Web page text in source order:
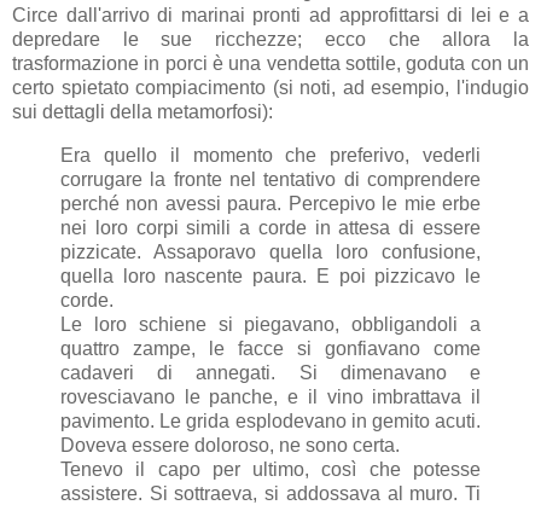
Circe dall'arrivo di marinai pronti ad approfittarsi di lei e a
depredare le sue ricchezze; ecco che allora la
trasformazione in porci è una vendetta sottile, goduta con un
certo spietato compiacimento (si noti, ad esempio, l'indugio
sui dettagli della metamorfosi):
Era quello il momento che preferivo, vederli
corrugare la fronte nel tentativo di comprendere
perché non avessi paura. Percepivo le mie erbe
nei loro corpi simili a corde in attesa di essere
pizzicate. Assaporavo quella loro confusione,
quella loro nascente paura. E poi pizzicavo le
corde.
Le loro schiene si piegavano, obbligandoli a
quattro zampe, le facce si gonfiavano come
cadaveri di annegati. Si dimenavano e
rovesciavano le panche, e il vino imbrattava il
pavimento. Le grida esplodevano in gemito acuti.
Doveva essere doloroso, ne sono certa.
Tenevo il capo per ultimo, così che potesse
assistere. Si sottraeva, si addossava al muro. Ti